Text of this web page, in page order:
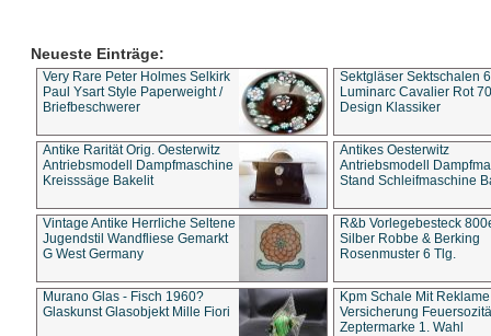
Neueste Einträge:
Very Rare Peter Holmes Selkirk
Paul Ysart Style Paperweight /
Briefbeschwerer
Sektgläser Sektschalen
Luminarc Cavalier Rot
Design Klassiker
Antike Rarität Orig. Oesterwitz
Antriebsmodell Dampfmaschine
Kreisssäge Bakelit
Antikes Oesterwitz
Antriebsmodell
Stand Schleifmaschine
Vintage Antike Herrliche Seltene
Jugendstil Wandfliese Gemarkt
G West Germany
R&b Vorlegebesteck
Silber Robbe & Berking
Rosenmuster 6 Tlg.
Murano Glas - Fisch 1960?
Glaskunst Glasobjekt Mille Fiori
Kpm Schale Mit Reklame
Versicherung
Zeptermarke 1. Wahl